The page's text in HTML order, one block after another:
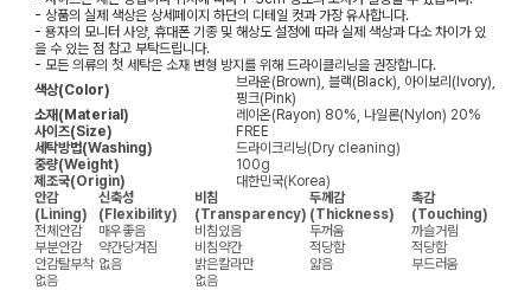
- 상품의 실제 색상은 상세페이지 하단의 디테일 컷과 가장 유사합니다.
- 용자의 모니터 사양, 휴대폰 기종 및 해상도 설정에 따라 실제 색상과 다소 차이가 있
을 수 있는 점 참고 부탁드립니다.
- 모든 의류의 첫 세탁은 소재 변형 방지를 위해 드라이클리닝을 권장합니다.
색상(Color)
브라운(Brown), 블랙(Black), 아이보리(Ivory),
핑크(Pink)
소재(Material)
레이온(Rayon) 80%, 나일론(Nylon) 20%
사이즈(Size)
FREE
세탁방법(Washing)
드라이크리닝(Dry cleaning)
중량(Weight)
100g
제조국(Origin)
대한민국(Korea)
안감
(Lining)
신축성
(Flexibility)
비침
(Transparency)
두께감
(Thickness)
촉감
(Touching)
전체안감
매우좋음 비침있음 두꺼움
까슬거림
부분안감
약간당겨짐 비침약간 적당함
적당함
안감탈부착 없음 밝은칼라만 얇음
부드러움
없음
없음